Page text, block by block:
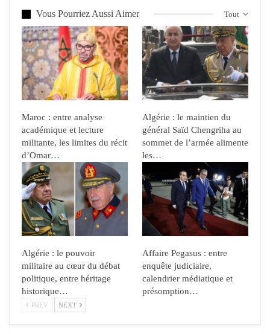
Tout
Vous Pourriez Aussi Aimer
Maroc : entre analyse
académique et lecture
militante, les limites du récit
d’Omar…
Algérie : le maintien du
général Saïd Chengriha au
sommet de l’armée alimente
les…
Algérie : le pouvoir
militaire au cœur du débat
politique, entre héritage
historique…
Affaire Pegasus : entre
enquête judiciaire,
calendrier médiatique et
présomption…
PREV NEXT